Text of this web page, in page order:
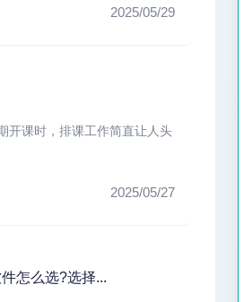
2025/05/29
开课时，排课工作简直让人头
2025/05/27
怎么选?选择...